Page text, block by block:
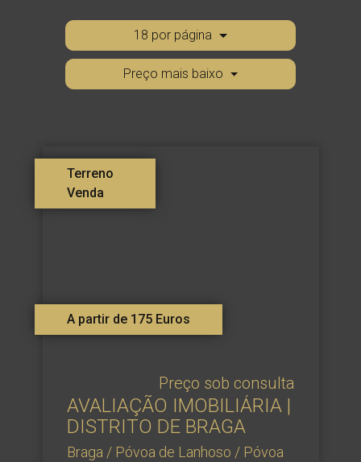
18 por página
Preço mais baixo
Terreno
Venda
A partir de 175 Euros
Preço sob consulta
AVALIAÇÃO IMOBILIÁRIA |
DISTRITO DE BRAGA
Braga / Póvoa de Lanhoso / Póvoa